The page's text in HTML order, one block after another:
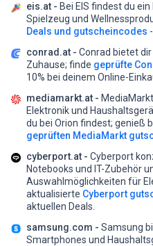
eis.at - Bei EIS findest du
Spielzeug und
Deals und gutscheincodes
conrad.at - Conrad bietet
Zuhause; finde geprüfte
10% bei deinem Online-
mediamarkt.at -
Elektronik und
du bei Orion findest; genieß
geprüften MediaMarkt
cyberport.at - Cyberport
Notebooks und IT-Zubehör
Auswahlmöglichkeiten für
aktualisierte Cyberport
aktuellen Deals.
samsung.com - Samsung
Smartphones und